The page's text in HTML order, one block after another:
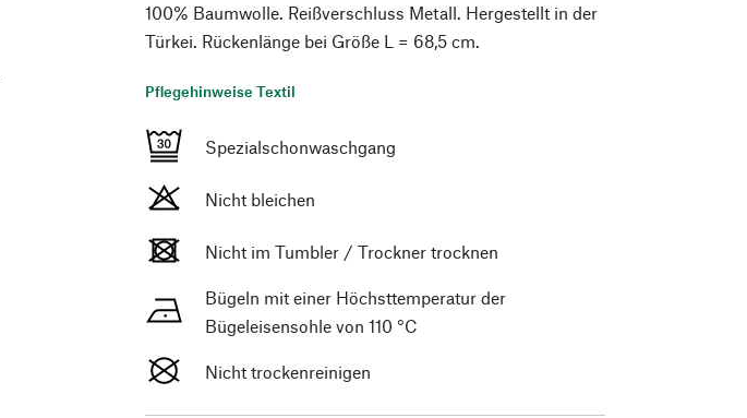
100% Baumwolle. Reißverschluss Metall. Hergestellt in der
Türkei. Rückenlänge bei Größe L = 68,5 cm.
Pflegehinweise Textil
Spezialschonwaschgang
Nicht bleichen
Nicht im Tumbler / Trockner trocknen
Bügeln mit einer Höchsttemperatur der
Bügeleisensohle von 110 °C
Nicht trockenreinigen